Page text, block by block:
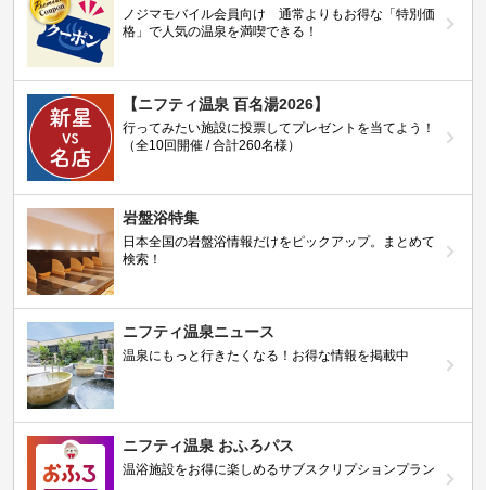
ノジマモバイル会員向け 通常よりもお得な「特別価
格」で人気の温泉を満喫できる！
【ニフティ温泉 百名湯2026】
行ってみたい施設に投票してプレゼントを当てよう！
（全10回開催 / 合計260名様）
岩盤浴特集
日本全国の岩盤浴情報だけをピックアップ。まとめて
検索！
ニフティ温泉ニュース
温泉にもっと行きたくなる！お得な情報を掲載中
ニフティ温泉 おふろパス
温浴施設をお得に楽しめるサブスクリプションプラン